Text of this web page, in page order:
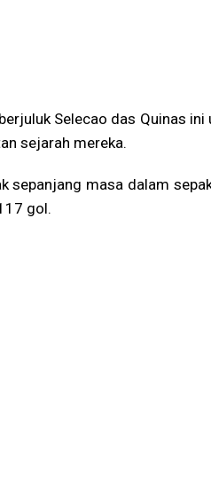
Selecao das Quinas ini
sejarah mereka.
sepanjang masa dalam
gol.